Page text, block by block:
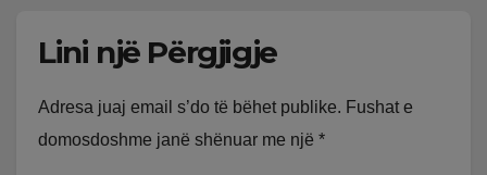
Lini një Përgjigje
Adresa juaj email s’do të bëhet publike. Fushat e
domosdoshme janë shënuar me një *